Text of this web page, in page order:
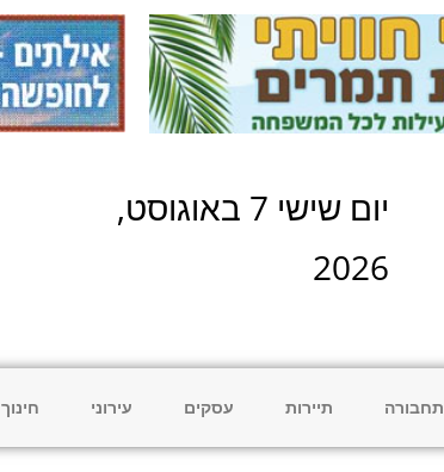
יום שישי 7 באוגוסט,
2026
תחבורה תיירות עסקים עירוני חינוך